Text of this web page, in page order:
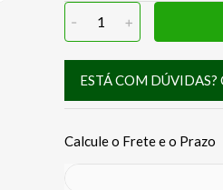
- 1 +
ESTÁ COM